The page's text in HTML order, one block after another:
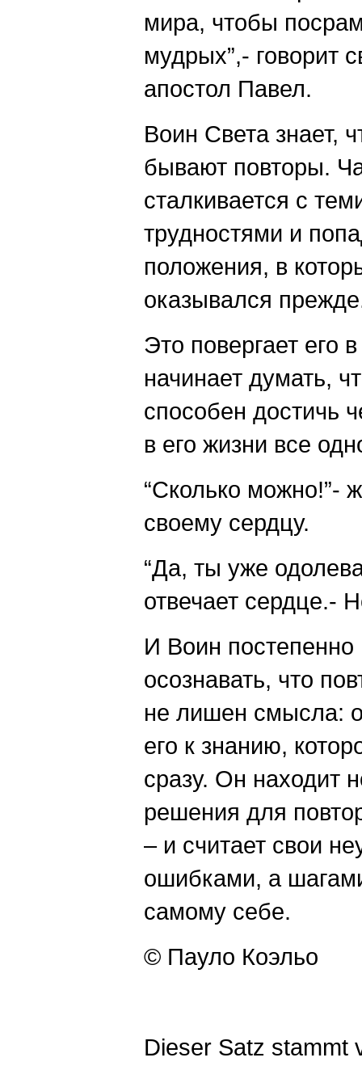
мира, чтобы
мудрых”,- говорит
апостол Павел.
Воин Света знает,
бывают повторы.
сталкивается с
трудностями и
положения, в
оказывался
Это повергает его
начинает думать,
способен достичь
в его жизни все
“Сколько можно!”-
своему сердцу.
“Да, ты уже
отвечает сердце.-
И Воин постепенно
осознавать, что
не лишен смысла:
его к знанию,
сразу. Он находит
решения для
– и считает свои
ошибками, а
самому себе.
© Пауло Коэльо
Dieser Satz stammt